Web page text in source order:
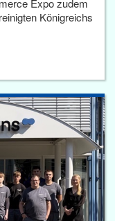
Königreichs